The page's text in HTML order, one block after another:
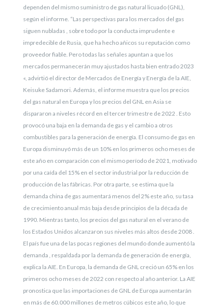
dependen del mismo suministro de gas natural licuado (GNL),
según el informe. “Las perspectivas para los mercados del gas
siguen nubladas , sobre todo por la conducta imprudente e
impredecible de Rusia, que ha hecho añicos su reputación como
proveedor fiable. Pero todas las señales apuntan a que los
mercados permanecerán muy ajustados hasta bien entrado 2023
«, advirtió el director de Mercados de Energía y Energía de la AIE,
Keisuke Sadamori. Además, el informe muestra que los precios
del gas natural en Europa y los precios del GNL en Asia se
dispararon a niveles récord en el tercer trimestre de 2022 . Esto
provocó una baja en la demanda de gas y el cambio a otros
combustibles para la generación de energía. El consumo de gas en
Europa disminuyó más de un 10% en los primeros ocho meses de
este año en comparación con el mismo período de 2021, motivado
por una caída del 15% en el sector industrial por la reducción de
producción de las fábricas. Por otra parte, se estima que la
demanda china de gas aumentará menos del 2% este año, su tasa
de crecimiento anual más baja desde principios de la década de
1990. Mientras tanto, los precios del gas natural en el verano de
los Estados Unidos alcanzaron sus niveles más altos desde 2008 .
El país fue una de las pocas regiones del mundo donde aumentó la
demanda , respaldada por la demanda de generación de energía,
explica la AIE. En Europa, la demanda de GNL creció un 65% en los
primeros ocho meses de 2022 con respecto al año anterior. La AIE
pronostica que las importaciones de GNL de Europa aumentarán
en más de 60.000 millones de metros cúbicos este año, lo que